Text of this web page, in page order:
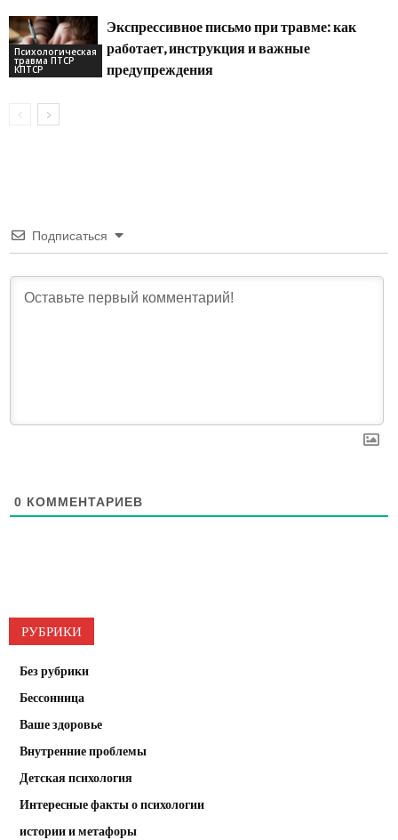
Психологическая
травма ПТСР
КПТСР
Экспрессивное письмо при травме: как
работает, инструкция и важные
предупреждения
Подписаться
0 КОММЕНТАРИЕВ
РУБРИКИ
Без рубрики
Бессонница
Ваше здоровье
Внутренние проблемы
Детская психология
Интересные факты о психологии
истории и метафоры